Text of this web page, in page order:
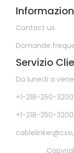
Contact us
Domande
Servizio
Da lunedì a
+1-218-250-
+1-218-250-